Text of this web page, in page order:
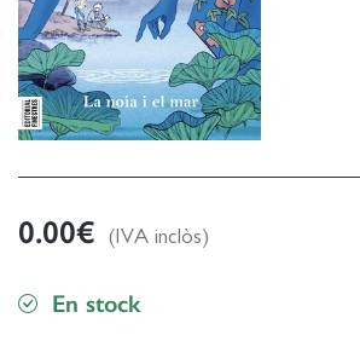
0.00€ (IVA inclòs)
En stock